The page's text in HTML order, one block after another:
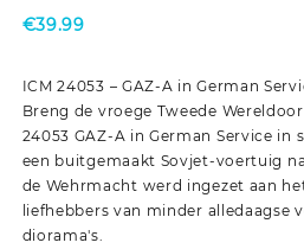
€39.99
ICM 24053 – GAZ-A in German
Breng de vroege Tweede
24053 GAZ-A in German Service in
een buitgemaakt Sovjet-voertuig
de Wehrmacht werd ingezet aan
liefhebbers van minder alledaagse
diorama's.